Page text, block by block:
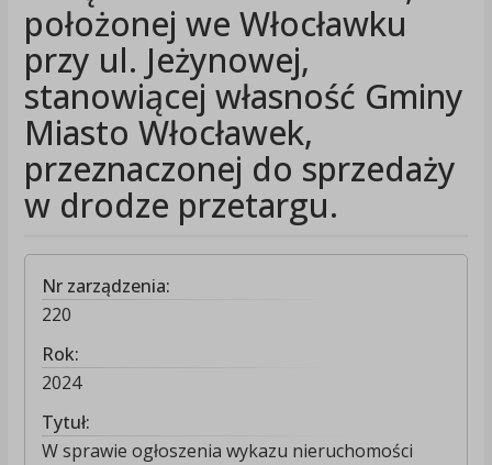
położonej we Włocławku
przy ul. Jeżynowej,
stanowiącej własność Gminy
Miasto Włocławek,
przeznaczonej do sprzedaży
w drodze przetargu.
Nr zarządzenia:
220
Rok:
2024
Tytuł:
W sprawie ogłoszenia wykazu nieruchomości